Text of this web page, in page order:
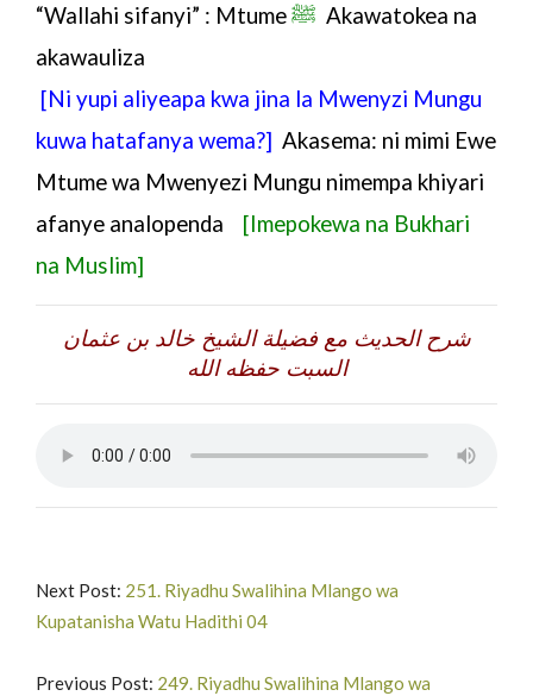
“Wallahi sifanyi” : Mtume
Akawatokea na
akawauliza
[Ni yupi aliyeapa kwa jina la Mwenyzi Mungu
kuwa hatafanya wema?] Akasema: ni mimi Ewe
Mtume wa Mwenyezi Mungu nimempa khiyari
afanye analopenda [Imepokewa na Bukhari
na Muslim]
شرح الحديث مع فضيلة الشيخ خالد بن عثمان
السبت حفظه الله
Next Post: 251. Riyadhu Swalihina Mlango wa
Kupatanisha Watu Hadithi 04
Previous Post: 249. Riyadhu Swalihina Mlango wa